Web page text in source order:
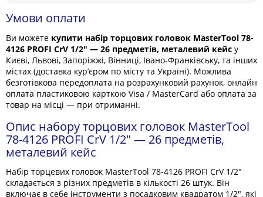
Умови оплати
Ви можете купити набір торцових головок MasterTool 78-
4126 PROFI CrV 1/2" — 26 предметів, металевий кейс у
Києві, Львові, Запоріжжі, Вінниці, Івано-Франківську, та інших
містах (доставка кур’єром по місту та Україні). Можлива
безготівкова передоплата на розрахунковий рахунок, онлайн
оплата пластиковою карткою Visa / MasterCard або оплата за
товар на місці — при отриманні.
Опис набору торцових головок MasterTool
78-4126 PROFI CrV 1/2" — 26 предметів,
металевий кейс
Набір торцевих головок MasterTool 78-4126 PROFI CrV 1/2"
складається з різних предметів в кількості 26 штук. Він
включає в себе інструменти з посадковим квадратом 1/2", які